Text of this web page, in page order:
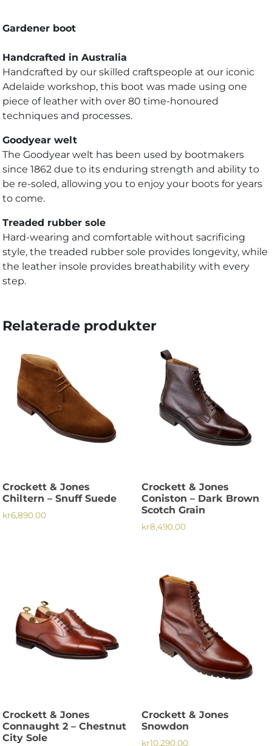
Gardener boot
Handcrafted in Australia
Handcrafted by our skilled craftspeople at our iconic
Adelaide workshop, this boot was made using one
piece of leather with over 80 time-honoured
techniques and processes.
Goodyear welt
The Goodyear welt has been used by bootmakers
since 1862 due to its enduring strength and ability to
be re-soled, allowing you to enjoy your boots for years
to come.
Treaded rubber sole
Hard-wearing and comfortable without sacrificing
style, the treaded rubber sole provides longevity, while
the leather insole provides breathability with every
step.
Relaterade produkter
Crockett & Jones
Chiltern – Snuff Suede
kr6,890.00
varianter.
olika
alternativen
Crockett & Jones
Coniston – Dark Brown
Scotch Grain
kr8,490.00
produkten
varianter.
olika
alternativen
produktsidan
Crockett & Jones
Connaught 2 – Chestnut
City Sole
Crockett & Jones
Snowdon
kr10,290.00